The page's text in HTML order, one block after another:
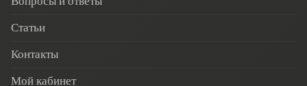
Статьи
Контакты
Мой кабинет